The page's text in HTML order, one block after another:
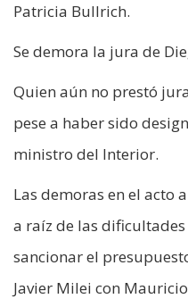
Patricia Bullrich.
Se demora la jura de
Quien aún no prestó
pese a haber sido
ministro del Interior.
Las demoras en el acto
a raíz de las
sancionar el
Javier Milei con